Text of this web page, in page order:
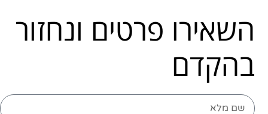
השאירו פרטים ונחזור
בהקדם